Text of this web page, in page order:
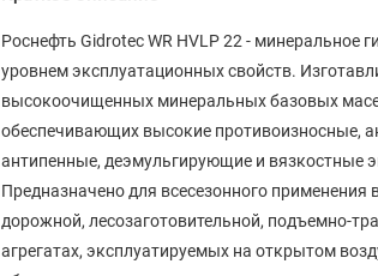
Роснефть Gidrotec WR HVLP 22 - минеральное
уровнем эксплуатационных свойств.
высокоочищенных минеральных базовых
обеспечивающих высокие противоизносные,
антипенные, деэмульгирующие и вязкостные
Предназначено для всесезонного применения
дорожной, лесозаготовительной, подъемно-
агрегатах, эксплуатируемых на открытом